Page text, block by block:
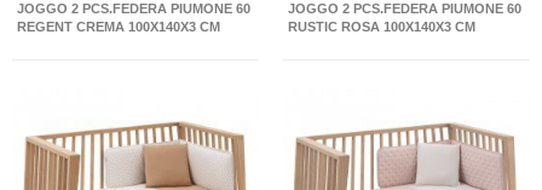
JOGGO 2 PCS.FEDERA PIUMONE 60
REGENT CREMA 100X140X3 CM
JOGGO 2 PCS.FEDERA PIUMONE 60
RUSTIC ROSA 100X140X3 CM